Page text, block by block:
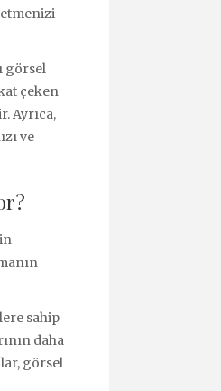
görsel
çeken
Ayrıca,
ve
sahip
daha
görsel